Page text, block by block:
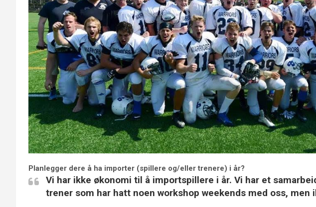
Planlegger dere å ha importer (spillere og/eller trenere) i år?
Vi har ikke økonomi til å importspillere i år. Vi har et
trener som har hatt noen workshop weekends med oss, men